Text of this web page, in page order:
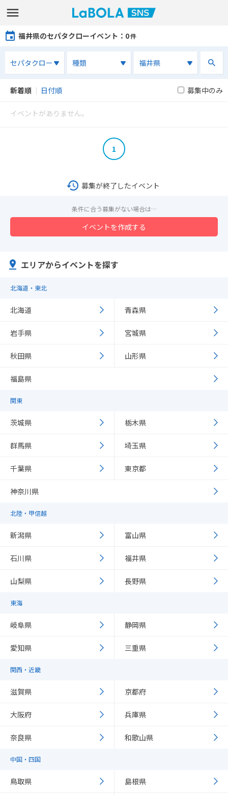
福井県のセパタクローイベント ：0件
新着順 ｜ 日付順 募集中のみ
イベントがありません。
1
募集が終了したイベント
条件に合う募集がない場合は…
イベントを作成する
エリアからイベントを探す
北海道・東北
北海道 青森県
岩手県 宮城県
秋田県 山形県
福島県
関東
茨城県 栃木県
群馬県 埼玉県
千葉県 東京都
神奈川県
北陸・甲信越
新潟県 富山県
石川県 福井県
山梨県 長野県
東海
岐阜県 静岡県
愛知県 三重県
関西・近畿
滋賀県 京都府
大阪府 兵庫県
奈良県 和歌山県
中国・四国
鳥取県 島根県